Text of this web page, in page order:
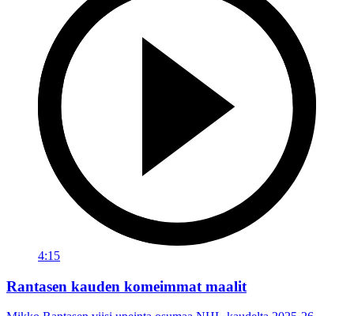
4:15
Rantasen kauden komeimmat maalit